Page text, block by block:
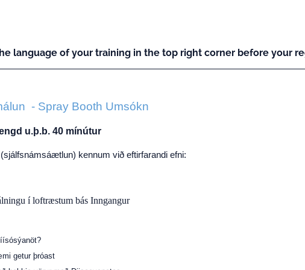
language of your training in the top right corner before your
- Spray Booth Umsókn
u.þ.b. 40 mínútur
(sjálfsnámsáætlun) kennum við eftirfarandi efni:
í loftræstum bás Inngangur
getur þróast